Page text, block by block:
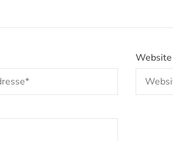
Website